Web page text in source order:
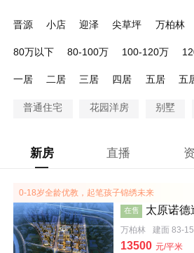
晋源 小店 迎泽 尖草坪 万柏林
80万以下
80-100万 100-120万
一居
二居 三居 四居 五居 五
普通住宅 花园洋房 别墅
新房 直播
0-18岁全龄优教，起笔孩子锦绣未来
在售 太原诺德
万柏林 建面 83-
13500 元/平米